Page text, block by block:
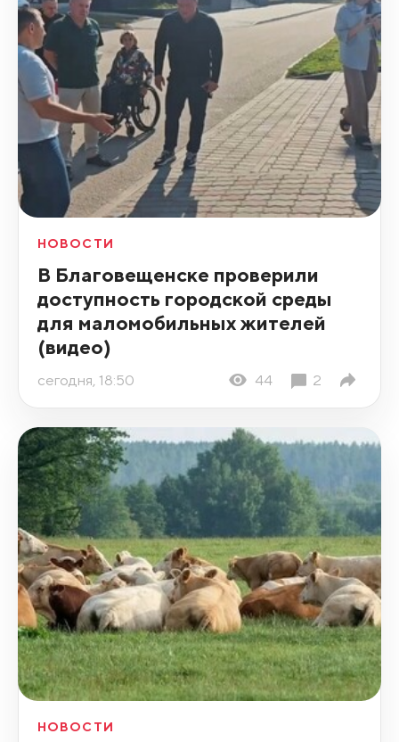
НОВОСТИ
В Благовещенске проверили
доступность городской среды
для маломобильных жителей
(видео)
сегодня, 18:50 44 2
НОВОСТИ